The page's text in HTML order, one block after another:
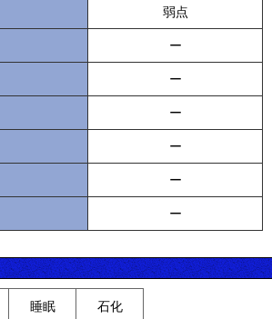
弱点
ー
ー
ー
ー
ー
ー
睡眠 石化